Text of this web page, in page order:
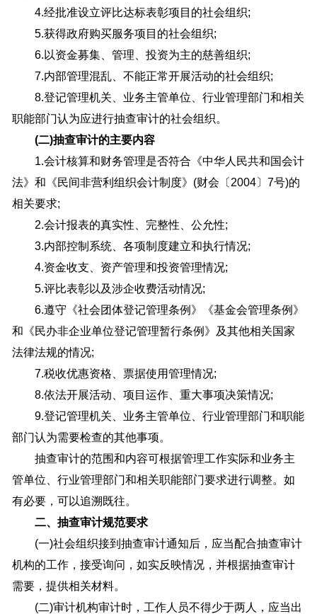
4.经批准设立评比达标表彰项目的社会组织;
5.获得政府购买服务项目的社会组织;
6.以资金募集、管理、投资为主的慈善组织;
7.内部管理混乱、不能正常开展活动的社会组织;
8.登记管理机关、业务主管单位、行业管理部门和相关
职能部门认为应进行抽查审计的社会组织。
(二)抽查审计的主要内容
1.会计核算和财务管理是否符合《中华人民共和国会计
法》和《民间非营利组织会计制度》(财会〔2004〕7号)的
相关要求;
2.会计报表的真实性、完整性、公允性;
3.内部控制系统、各项制度建立和执行情况;
4.资金收支、资产管理和投资管理情况;
5.评比表彰以及涉企收费活动情况;
6.遵守《社会团体登记管理条例》《基金会管理条例》
和《民办非企业单位登记管理暂行条例》及其他相关国家
法律法规的情况;
7.税收优惠资格、票据使用管理情况;
8.依法开展活动、项目运作、重大事项决策情况;
9.登记管理机关、业务主管单位、行业管理部门和职能
部门认为需要检查的其他事项。
抽查审计的范围和内容可根据管理工作实际和业务主
管单位、行业管理部门和相关职能部门要求进行调整。如
有必要，可以追溯既往。
二、抽查审计规范要求
(一)社会组织接到抽查审计通知后，应当配合抽查审计
机构的工作，接受询问，如实反映情况，并根据抽查审计
需要，提供相关材料。
(二)审计机构审计时，工作人员不得少于两人，应当出